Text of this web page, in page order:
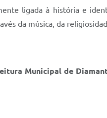
ligada à história e
da música, da
Municipal de